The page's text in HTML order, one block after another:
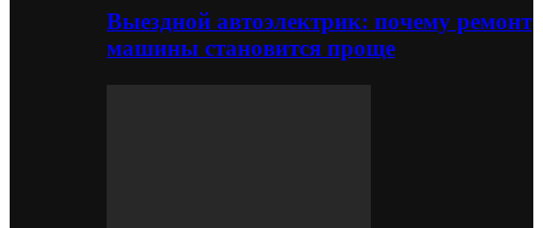
Выездной автоэлектрик: почему ремонт
машины становится проще